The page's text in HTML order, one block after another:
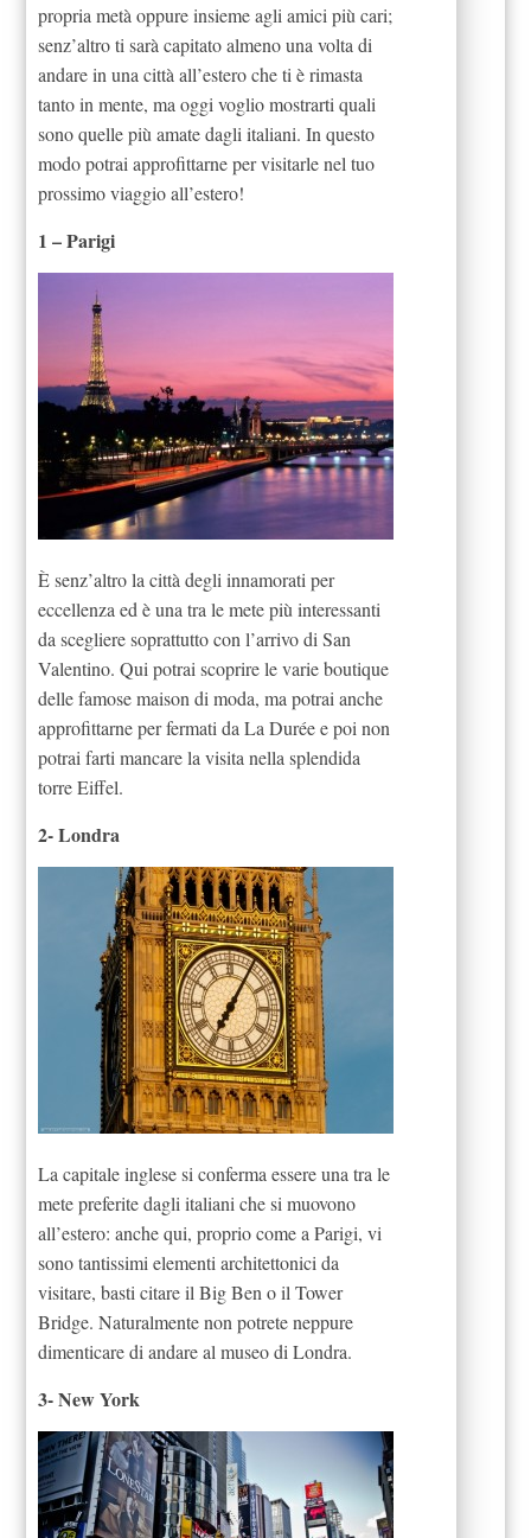
propria metà oppure insieme agli amici più cari;
senz’altro ti sarà capitato almeno una volta di
andare in una città all’estero che ti è rimasta
tanto in mente, ma oggi voglio mostrarti quali
sono quelle più amate dagli italiani. In questo
modo potrai approfittarne per visitarle nel tuo
prossimo viaggio all’estero!
1 – Parigi
È senz’altro la città degli innamorati per
eccellenza ed è una tra le mete più interessanti
da scegliere soprattutto con l’arrivo di San
Valentino. Qui potrai scoprire le varie boutique
delle famose maison di moda, ma potrai anche
approfittarne per fermati da La Durée e poi non
potrai farti mancare la visita nella splendida
torre Eiffel.
2- Londra
La capitale inglese si conferma essere una tra le
mete preferite dagli italiani che si muovono
all’estero: anche qui, proprio come a Parigi, vi
sono tantissimi elementi architettonici da
visitare, basti citare il Big Ben o il Tower
Bridge. Naturalmente non potrete neppure
dimenticare di andare al museo di Londra.
3- New York